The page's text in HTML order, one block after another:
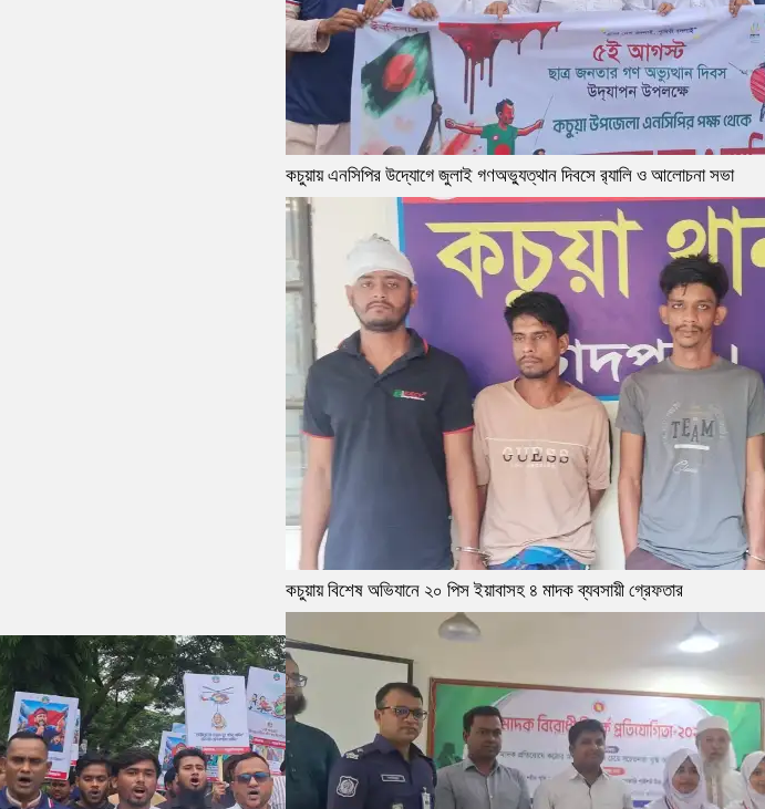
কচুয়ায় এনসিপির উদ্যোগে জুলাই গণঅভ্যুত্থান দিবসে র‌্যালি ও আলোচনা সভা
কচুয়ায় বিশেষ অভিযানে ২০ পিস ইয়াবাসহ ৪ মাদক ব্যবসায়ী গ্রেফতার